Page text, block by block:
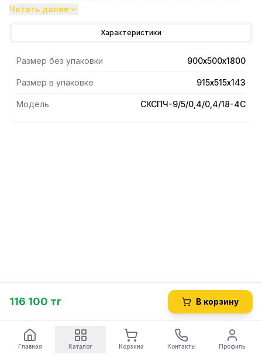
трубы профильной 40х40 марки AISI 430 и толщиной 1,2
разорбраном виде. Вариант поставки 4 полки и
комплекта 32 кг. Габариты упаковки полок 915х515х143 мм.
Читать далее
Характеристики
Размер без упаковки 900х500х1800
Размер в упаковке 915х515х143
Модель СКСПЧ-9/5/0,4/0,4/18-4С
116 100 тг В корзину
Главная Каталог Корзина Контакты Профиль